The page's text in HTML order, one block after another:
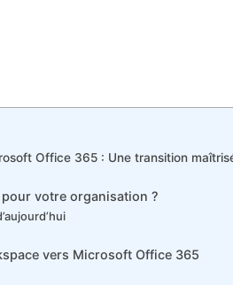
Office 365 : Une transition
votre organisation ?
vers Microsoft Office 365